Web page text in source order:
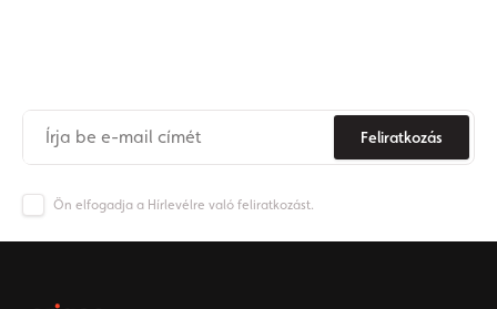
Feliratkozás
Ön elfogadja a Hírlevélre való feliratkozást.